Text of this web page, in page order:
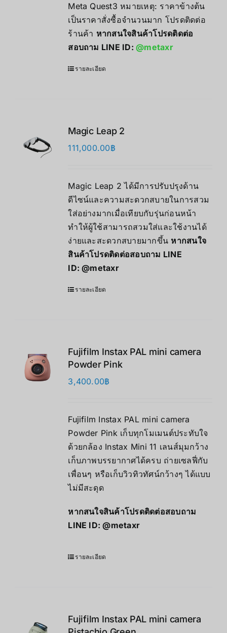
Meta Quest3 หมายเหตุ: ราคาข้างต้น
เป็นราคาสั่งซื้อจำนวนมาก โปรดติดต่อ
ร้านค้า หากสนใจสินค้าโปรดติดต่อ
สอบถาม LINE ID:@metaxr
รายละเอียด
Magic Leap 2
111,000.00฿
Magic Leap 2 ได้มีการปรับปรุงด้าน
ดีไซน์และความสะดวกสบายในการสวม
ใส่อย่างมากเมื่อเทียบกับรุ่นก่อนหน้า
ทำให้ผู้ใช้สามารถสวมใส่และใช้งานได้
ง่ายและสะดวกสบายมากขึ้น หากสนใจ
สินค้าโปรดติดต่อสอบถาม LINE
ID:@metaxr
รายละเอียด
Fujifilm Instax PAL mini camera
Powder Pink
3,400.00฿
Fujifilm Instax PAL mini camera
Powder Pink เก็บทุกโมเมนต์ประทับใจ
ด้วยกล้อง Instax Mini 11 เลนส์มุมกว้าง
เก็บภาพบรรยากาศได้ครบ ถ่ายเซลฟี่กับ
เพื่อนๆ หรือเก็บวิวทิวทัศน์กว้างๆ ได้แบบ
ไม่มีสะดุด
หากสนใจสินค้าโปรดติดต่อสอบถาม
LINE ID:@metaxr
รายละเอียด
Fujifilm Instax PAL mini camera